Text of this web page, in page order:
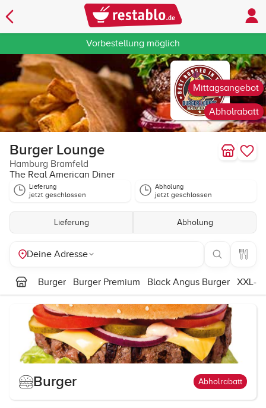
Vorbestellung möglich
Abholrabatt
Mittagsangebot
Burger Lounge
Hamburg Bramfeld
The Real American Diner
Lieferung
jetzt geschlossen
Abholung
jetzt geschlossen
Lieferung Abholung
Deine Adresse
Burger Burger Premium Black Angus Burger XXL-
Burger Abholrabatt